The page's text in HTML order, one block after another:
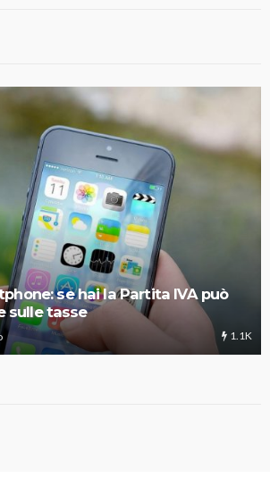
se hai la Partita IVA può
sulle tasse
1.1K